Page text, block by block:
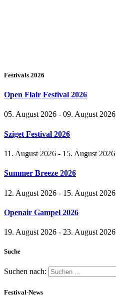
Festivals 2026
Open Flair Festival 2026
05. August 2026 - 09. August 2026
Sziget Festival 2026
11. August 2026 - 15. August 2026
Summer Breeze 2026
12. August 2026 - 15. August 2026
Openair Gampel 2026
19. August 2026 - 23. August 2026
Suche
Suchen nach:
Festival-News